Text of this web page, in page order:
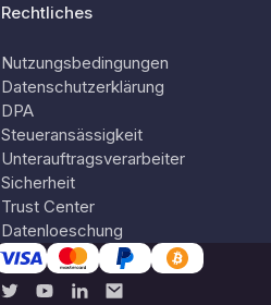
Rechtliches
Nutzungsbedingungen
Datenschutzerklärung
DPA
Steueransässigkeit
Unterauftragsverarbeiter
Sicherheit
Trust Center
Datenloeschung